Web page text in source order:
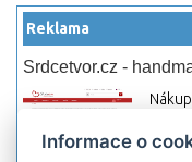
Reklama
Srdcetvor.cz -
začít
Informace o